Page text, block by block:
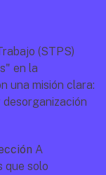
(STPS)
en la
una misión clara:
A
que solo